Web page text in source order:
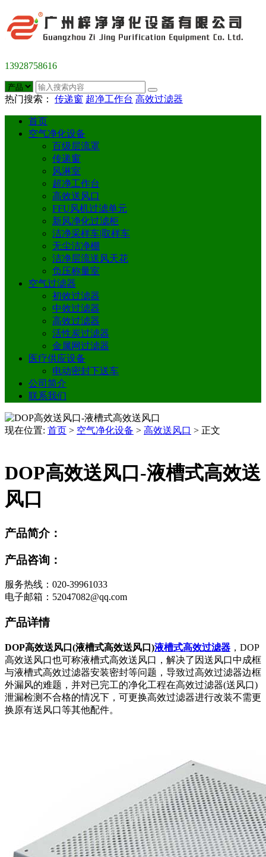
13928758616
热门搜索： 传递窗 超净工作台 高效过滤器
首页
空气净化设备
百级层流罩
传递窗
风淋室
超净工作台
高效送风口
FFU风机过滤单元
新风净化过滤柜
洁净采样车|取样车
无尘洁净棚
洁净层流送风天花
负压称量室
空气过滤器
初效过滤器
中效过滤器
高效过滤器
活性炭过滤器
金属网过滤器
医疗供应设备
电动密封下送车
公司简介
联系我们
现在位置: 首页 > 空气净化设备 > 高效送风口 > 正文
DOP高效送风口-液槽式高效送
风口
产品简介：
产品咨询：
服务热线：020-39961033
电子邮箱：52047082@qq.com
产品详情
DOP高效送风口(液槽式高效送风口)液槽式高效过滤器 ，DOP
高效送风口也可称液槽式高效送风口，解决了因送风口中成框
与液槽式高效过滤器安装密封等问题，导致过高效过滤器边框
外漏风的难题，并对已完工的净化工程在高效过滤器(送风口)
泄漏检测不合格的情况下，可更换高效过滤器进行改装不需更
换原有送风口等其他配件。